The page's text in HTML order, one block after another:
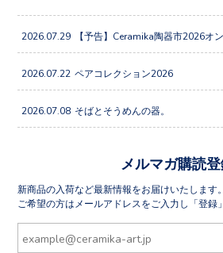
2026.07.29 【予告】Ceramika陶器市2026オ
2026.07.22 ペアコレクション2026
2026.07.08 そばとそうめんの器。
メルマガ購読
新商品の入荷など最新情報をお届けいたします。
ご希望の方はメールアドレスをご入力し「登録